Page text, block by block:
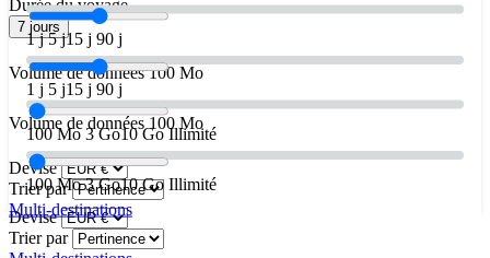
1 j 5 j15 j 90 j
Volume de données 100 Mo
100 Mo 3 Go10 Go Illimité
Devise
Trier par
Multi-destinations
Durée du voyage
7 jours
1 j 5 j15 j 90 j
Volume de données 100 Mo
100 Mo 3 Go10 Go Illimité
Devise
Trier par